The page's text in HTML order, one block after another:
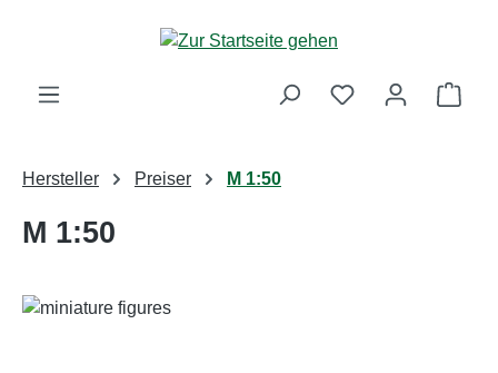
Zum Hauptinhalt springen
Hersteller Preiser M 1:50
M 1:50